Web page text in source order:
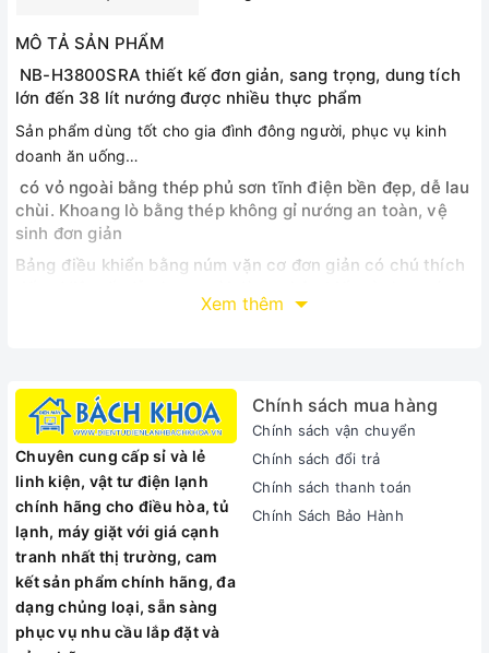
MÔ TẢ SẢN PHẨM
NB-H3800SRA thiết kế đơn giản, sang trọng, dung tích
lớn đến 38 lít nướng được nhiều thực phẩm
Sản phẩm dùng tốt cho gia đình đông người, phục vụ kinh
doanh ăn uống…
có vỏ ngoài bằng thép phủ sơn tĩnh điện bền đẹp, dễ lau
chùi. Khoang lò bằng thép không gỉ nướng an toàn, vệ
sinh đơn giản
Bảng điều khiển bằng núm vặn cơ đơn giản có chú thích
giúp nhiệt độ tỏa đều khắp lò trong quá trình nướng,
món nướng chín nhanh hơn, chín đều hơn
Xem thêm:
Đặc biệt, chế độ lựa chọn nhiệt nướng trên và nướng
dưới riêng biệt rất tiện lợi cho nhu cầu nướng các thực
phẩm hay món nướng khác nhau của người nội trợ
Cho món nướng chín đúng ý hơn, đẹp mắt hơn và thơm ngon
hơn.
Xem thêm
Chuyên cung cấp sỉ và lẻ
linh kiện, vật tư điện lạnh
chính hãng cho điều hòa, tủ
lạnh, máy giặt với giá cạnh
tranh nhất thị trường, cam
kết sản phẩm chính hãng, đa
dạng chủng loại, sẵn sàng
phục vụ nhu cầu lắp đặt và
Chính sách mua hàng
Chính sách vận chuyển
Chính sách đổi trả
Chính sách thanh toán
Chính Sách Bảo Hành